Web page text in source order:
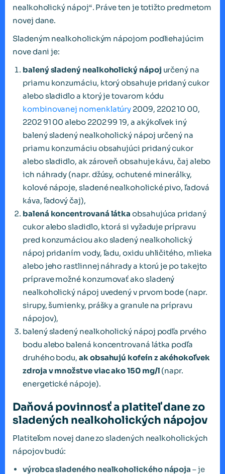
nealkoholický nápoj“. Práve ten je totižto predmetom
novej dane.
Sladeným nealkoholickým nápojom podliehajúcim
nove dani je:
balený sladený nealkoholický nápoj určený na
priamu konzumáciu, ktorý obsahuje pridaný cukor
alebo sladidlo a ktorý je tovarom kódu
kombinovanej nomenklatúry 2009, 2202 10 00,
2202 91 00 alebo 2202 99 19, a akýkoľvek iný
balený sladený nealkoholický nápoj určený na
priamu konzumáciu obsahujúci pridaný cukor
alebo sladidlo, ak zároveň obsahuje kávu, čaj alebo
ich náhrady (napr. džúsy, ochutené minerálky,
kolové nápoje, sladené nealkoholické pivo, ľadová
káva, ľadový čaj),
balená koncentrovaná látka obsahujúca pridaný
cukor alebo sladidlo, ktorá si vyžaduje prípravu
pred konzumáciou ako sladený nealkoholický
nápoj pridaním vody, ľadu, oxidu uhličitého, mlieka
alebo jeho rastlinnej náhrady a ktorú je po takejto
príprave možné konzumovať ako sladený
nealkoholický nápoj uvedený v prvom bode (napr.
sirupy, šumienky, prášky a granule na prípravu
nápojov),
balený sladený nealkoholický nápoj podľa prvého
bodu alebo balená koncentrovaná látka podľa
druhého bodu,ak obsahujú kofeín z akéhokoľvek
zdroja v množstve viac ako 150 mg/l (napr.
energetické nápoje).
Daňová povinnosť a platiteľ dane zo
sladených nealkoholických nápojov
Platiteľom novej dane zo sladených nealkoholických
nápojov budú:
výrobca sladeného nealkoholického nápoja – je